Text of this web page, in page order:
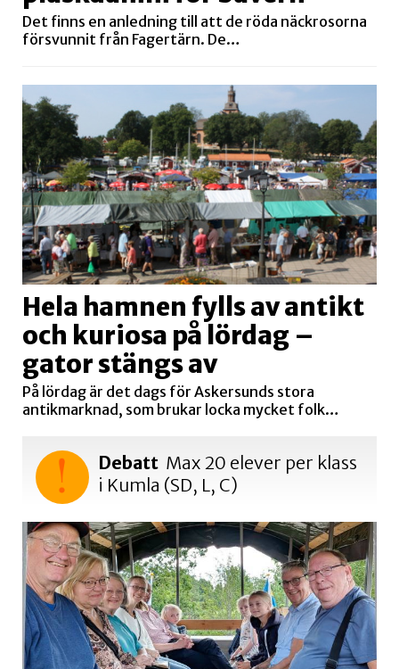
Det finns en anledning till att de röda näckrosorna
försvunnit från Fagertärn. De…
Hela hamnen fylls av antikt
och kuriosa på lördag –
gator stängs av
På lördag är det dags för Askersunds stora
antikmarknad, som brukar locka mycket folk…
Debatt Max 20 elever per klass
i Kumla (SD, L, C)